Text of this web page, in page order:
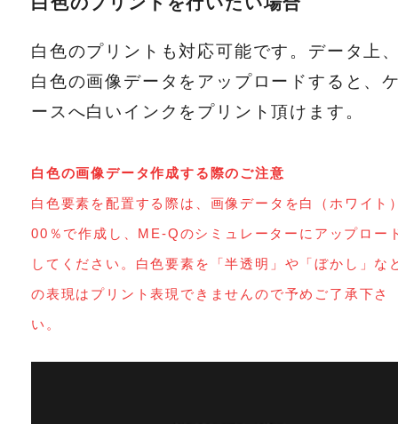
白色のプリントも対応可能です。データ上
白色の画像データをアップロードすると、
ースへ白いインクをプリント頂けます。
白色の画像データ作成する際のご注意
白色要素を配置する際は、画像データを白（ホワイト
00％で作成し、ME-Qのシミュレーターにアップロー
してください。白色要素を「半透明」や「ぼかし」な
の表現はプリント表現できませんので予めご了承下さ
い。